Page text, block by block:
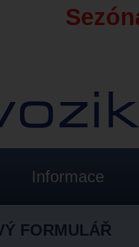
Informace
FORMULÁŘ